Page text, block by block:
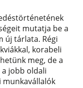
mutatja be a
új tárlata. Régi
korabeli
meg, de a
a jobb oldali
munkavállalók